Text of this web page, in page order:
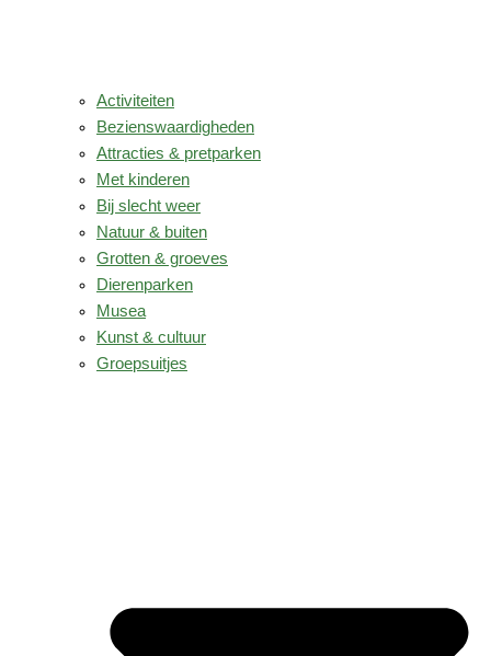
Activiteiten
Bezienswaardigheden
Attracties & pretparken
Met kinderen
Bij slecht weer
Natuur & buiten
Grotten & groeves
Dierenparken
Musea
Kunst & cultuur
Groepsuitjes